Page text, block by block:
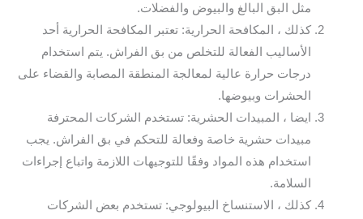
مثل البق البالغ والبيوض والفضلات.
كذلك ، المكافحة الحرارية: تعتبر المكافحة الحرارية أحد
الأساليب الفعالة للتخلص من بق الفراش. يتم استخدام
درجات حرارة عالية لمعالجة المنطقة المصابة والقضاء على
الحشرات وبيوضها.
ايضا ، المبيدات الحشرية: تستخدم الشركات المحترفة
مبيدات حشرية خاصة وفعالة للتحكم في بق الفراش. يجب
استخدام هذه المواد وفقًا للتوجيهات اللازمة واتباع إجراءات
السلامة.
كذلك ، الاستنساخ البيولوجي: تستخدم بعض الشركات